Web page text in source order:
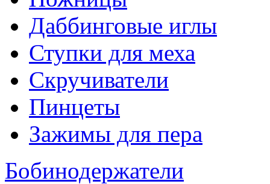
Даббинговые иглы
Ступки для меха
Скручиватели
Пинцеты
Зажимы для пера
Бобинодержатели